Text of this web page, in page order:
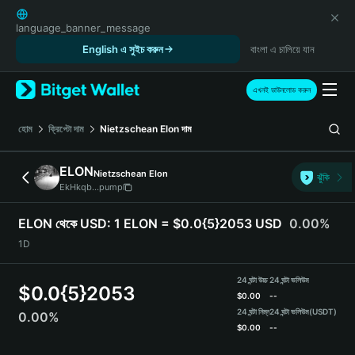
English
日本語
Русский
Español (Latinoamérica)
Türkçe
Italiano
Deutsch
简体中文
繁體中文
Português (Portugal)
Bahasa Indonesia
Español
language_banner_message
English এ সুইচ করুন
বাংলা এ চালিয়ে যান
এখনই ডাউনলোড করুন
হোম ক্রিপ্টো দাম Nietzschean Elon দাম
ELONNietzschean Elon
EkHkqb...pump
ঝুঁকি
ELON থেকে USD: 1 ELON = $0.0{5}2053 USD 0.00%
1D
$0.0{5}2053
0.00%
24 ঘন্টা উচ্চ
$0.00
24 ঘন্টা নিম্ন
$0.00
24 ঘন্টা ভলিউম
--
24 ঘন্টা ভলিউম(USDT)
--